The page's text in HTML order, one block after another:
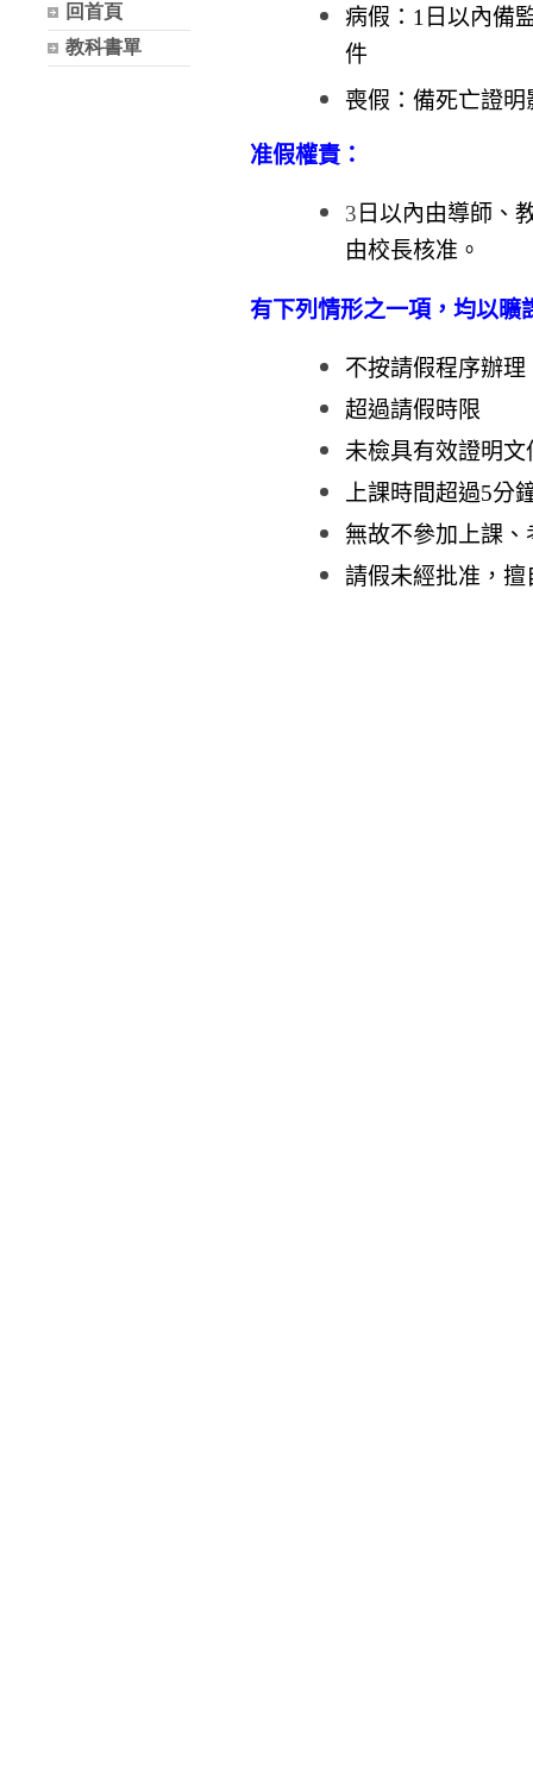
回首頁
教科書單
病假：1日以內備
件
喪假：備死亡證明
准假權責：
3 日以內由導師、
由校長核准。
有下列情形之一項，均以曠
不按請假程序辦理
超過請假時限
未檢具有效證明文
上課時間超過5分
無故不參加上課
請假未經批准，